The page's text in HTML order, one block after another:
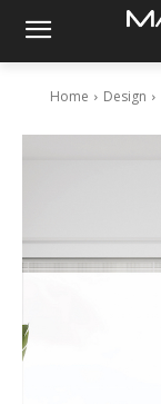
Home Design